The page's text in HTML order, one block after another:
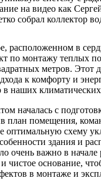
на видео как
собрал коллектор
расположенном в
по монтажу теплых
метров. Этот
к комфорту и
наших
началась с
план помещения,
оптимальную схему
здания и
очень важно в начале
чистое основание,
в монтаже и